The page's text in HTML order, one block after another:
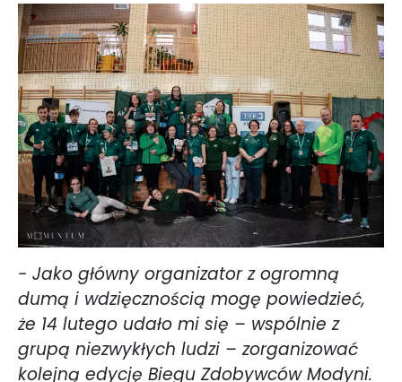
- Jako główny organizator z ogromną
dumą i wdzięcznością mogę powiedzieć,
że 14 lutego udało mi się – wspólnie z
grupą niezwykłych ludzi – zorganizować
kolejną edycję Biegu Zdobywców Modyni.